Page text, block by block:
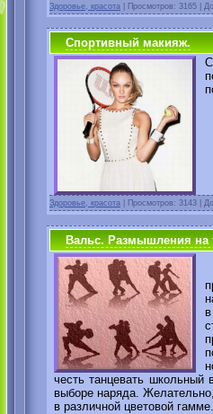
Здоровье, красота Просмотров: 3165 |
Спортивный макияж.
Здоровье, красота Просмотров: 3143 |
Вальс. Размышления на
честь танцевать школьный
выборе наряда.
в различной цветовой гамме.